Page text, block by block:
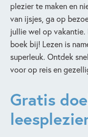
plezier te maken en
van ijsjes, ga op
jullie wel op vakantie.
boek bij! Lezen is
superleuk. Ontdek
voor op reis en
Gratis